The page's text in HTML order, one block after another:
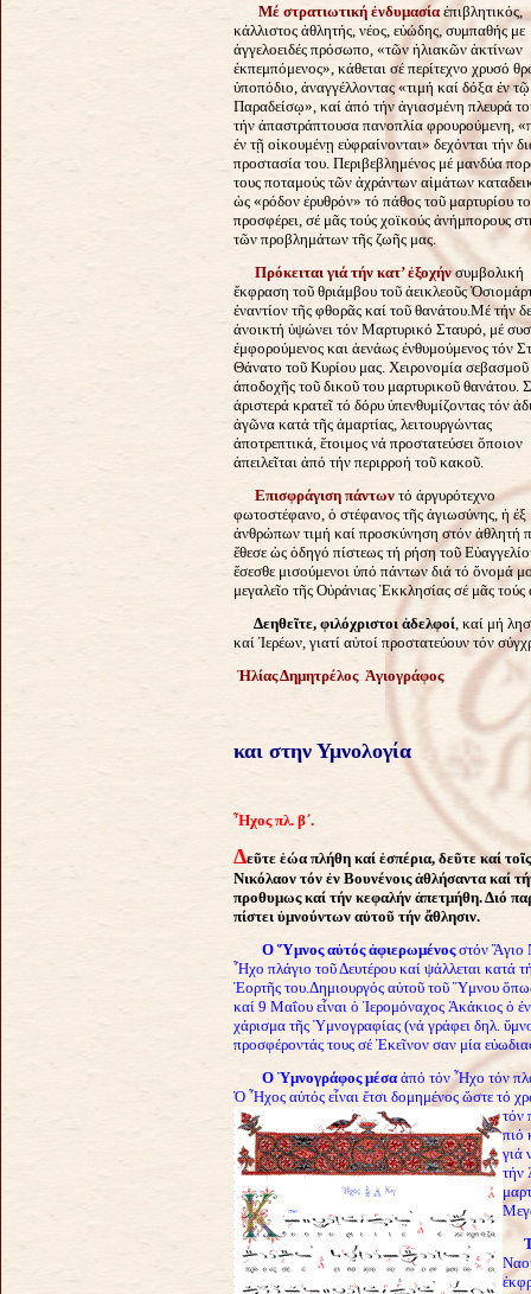
Μέ στρατιωτική ἐνδυμασία ἐπιβλητικός,
κάλλιστος ἀθλητής, νέος, εὐώδης, συμπαθής με
ἀγγελοειδές πρόσωπο, «τῶν ἡλιακῶν ἀκτίνων
ἐκπεμπόμενος», κάθεται σέ περίτεχνο χρυσό
ὑποπόδιο, ἀναγγέλλοντας «τιμή καί δόξα ἐν τῷ
Παραδείσῳ», καί ἀπό τήν ἁγιασμένη πλευρά
τήν ἀπαστράπτουσα πανοπλία φρουρούμενη,
ἐν τῇ οἰκουμένῃ εὐφραίνονται» δεχόνται τήν
προστασία του. Περιβεβλημένος μέ μανδύα
τους ποταμούς τῶν ἀχράντων αἱμάτων
ὡς «ρόδον ἐρυθρόν» τό πάθος τοῦ μαρτυρίου
προσφέρει, σέ μᾶς τούς χοϊκούς ἀνήμπορους
τῶν προβλημάτων τῆς ζωῆς μας.
Πρόκειται γιά τήν κατ’ ἐξοχήν συμβολική
ἔκφραση τοῦ θριάμβου τοῦ ἀεικλεοῦς
ἐναντίον τῆς φθορᾶς καί τοῦ θανάτου. Μέ τήν
ἀνοικτή ὑψώνει τόν Μαρτυρικό Σταυρό, μέ
ἐμφορούμενος και ἀενάως ἐνθυμούμενος τόν
Θάνατο τοῦ Κυρίου μας. Χειρονομία σεβασμοῦ
ἀποδοχῆς τοῦ δικοῦ του μαρτυρικοῦ θανάτου.
ἀριστερά κρατεῖ τό δόρυ ὑπενθυμίζοντας τόν
ἀγῶνα κατά τῆς ἁμαρτίας, λειτουργώντας
ἀποτρεπτικά, ἕτοιμος νά προστατεύσει ὅποιον
ἀπειλεῖται ἀπό τήν περιρροή τοῦ κακοῦ.
Επισφράγιση πάντων τό ἀργυρότεχνο
φωτοστέφανο, ὁ στέφανος τῆς ἁγιωσύνης, ἡ ἐξ
ἀνθρώπων τιμή καί προσκύνηση στόν ἀθλητή
ἔθεσε ὡς ὁδηγό πίστεως τή ρήση τοῦ
ἔσεσθε μισούμενοι ὑπό πάντων διά τό ὄνομά
μεγαλεῖο τῆς Οὐράνιας Ἐκκλησίας σέ μᾶς τούς
Δεηθεῖτε, φιλόχριστοι ἀδελφοί , καί μή
καί Ἱερέων, γιατί αὐτοί προστατεύουν τόν
Ἠλίας Δημητρέλος Ἁγιογράφος
και στην Υμνολογία
Ἦχος πλ. β΄.
Δεῦτε ἑώα πλήθη καί ἑσπέρια, δεῦτε καί
Νικόλαον τόν ἐν Βουνένοις ἀθλήσαντα καί
προθυμως καί τήν κεφαλήν ἀπετμήθη. Διό
πίστει ὑμνούντων αὐτοῦ τήν ἄθλησιν.
Ο Ὕμνος αὐτός ἀφιερωμένοςστόν Ἅγιο
Ἦχο πλάγιο τοῦ Δευτέρου καί ψάλλεται κατά
Ἑορτῆς του. Δημιουργός αὐτοῦ τοῦ Ὕμνου
καί 9 Μαΐου εἶναι ὁ Ἱερομόναχος Ἀκάκιος ὁ
χάρισμα τῆς Ὑμνογραφίας (νά γράφει δηλ.
προσφέροντάς τους σέ Ἐκεῖνον σαν μία
Ο Ὑμνογράφος μέσα ἀπό τόν Ἦχο τόν
Ὁ Ἦχος αὐτός εἶναι ἔτσι δομημένος ὥστε τό
τόν
πιό
γιά
τήν